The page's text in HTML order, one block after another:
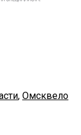
, Омсквело